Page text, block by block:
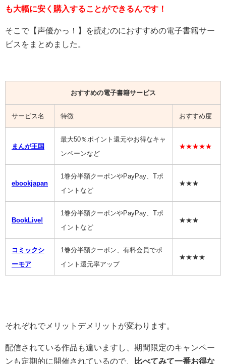
も大幅に安く購入することができるんです！
そこで【声優かっ！
】を読むのにおすすめの電子書籍サー
ビスをまとめました。
おすすめの電子書籍サービス
サービス名 特徴 おすすめ度
まんが王国
最大50％ポイント還元やお得なキャ
ンペーンなど
★★★★★
ebookjapan
1巻分半額クーポンやPayPay、Tポ
イントなど
★★★
BookLive!
1巻分半額クーポンやPayPay、Tポ
イントなど
★★★
コミックシ
ーモア
1巻分半額クーポン、有料会員でポ
イント還元率アップ
★★★★
それぞれでメリットデメリットが変わります。
配信されている作品も違いますし、期間限定のキャンペー
ンも定期的に開催されているので、
比べてみて一番お得な